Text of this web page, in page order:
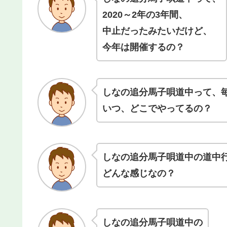
2020～2年の3年間、
中止だったみたいだけど、
今年は開催するの？
しなの追分馬子唄道中って、
いつ、どこでやってるの？
しなの追分馬子唄道中の道中
どんな感じなの？
しなの追分馬子唄道中の